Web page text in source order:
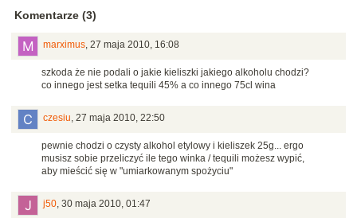
Komentarze (3)
marximus, 27 maja 2010, 16:08
szkoda że nie podali o jakie kieliszki jakiego alkoholu chodzi?
co innego jest setka tequili 45% a co innego 75cl wina
czesiu, 27 maja 2010, 22:50
pewnie chodzi o czysty alkohol etylowy i kieliszek 25g... ergo
musisz sobie przeliczyć ile tego winka / tequili możesz wypić,
aby mieścić się w "umiarkowanym spożyciu"
j50, 30 maja 2010, 01:47